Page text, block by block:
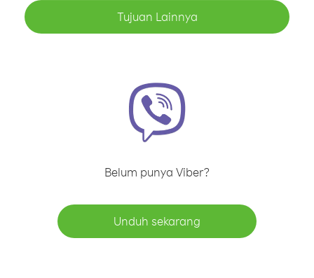
Tujuan Lainnya
Belum punya Viber?
Unduh sekarang